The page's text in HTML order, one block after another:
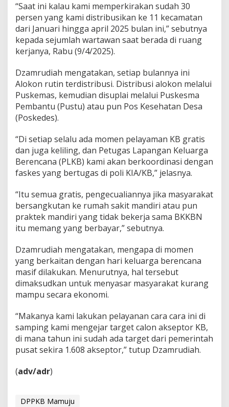
s
i
,
P
r
o
r
e
s
T
a
e
t
D
i
a
g
k
a
3
0
e
r
s
e
n
“Saat ini kalau kami memperkirakan sudah 30
persen yang kami distribusikan ke 11 kecamatan
dari Januari hingga april 2025 bulan ini,” sebutnya
kepada sejumlah wartawan saat berada di ruang
kerjanya, Rabu (9/4/2025).
Dzamrudiah mengatakan, setiap bulannya ini
Alokon rutin terdistribusi. Distribusi alokon melalui
Puskemas, kemudian disuplai melalui Puskesma
Pembantu (Pustu) atau pun Pos Kesehatan Desa
(Poskedes).
“Di setiap selalu ada momen pelayaman KB gratis
dan juga keliling, dan Petugas Lapangan Keluarga
Berencana (PLKB) kami akan berkoordinasi dengan
faskes yang bertugas di poli KIA/KB,” jelasnya.
“Itu semua gratis, pengecualiannya jika masyarakat
bersangkutan ke rumah sakit mandiri atau pun
praktek mandiri yang tidak bekerja sama BKKBN
itu memang yang berbayar,” sebutnya.
Dzamrudiah mengatakan, mengapa di momen
yang berkaitan dengan hari keluarga berencana
masif dilakukan. Menurutnya, hal tersebut
dimaksudkan untuk menyasar masyarakat kurang
mampu secara ekonomi.
“Makanya kami lakukan pelayanan cara cara ini di
samping kami mengejar target calon akseptor KB,
di mana tahun ini sudah ada target dari pemerintah
pusat sekira 1.608 akseptor,” tutup Dzamrudiah.
(adv/adr)
DPPKB Mamuju